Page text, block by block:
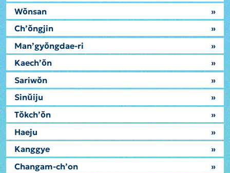
Wŏnsan
»
Ch’ŏngjin
»
Man’gyŏngdae-ri
»
Kaech’ŏn
»
Sariwŏn
»
Sinŭiju
»
Tŏkch’ŏn
»
Haeju
»
Kanggye
»
Changam-ch’on
»